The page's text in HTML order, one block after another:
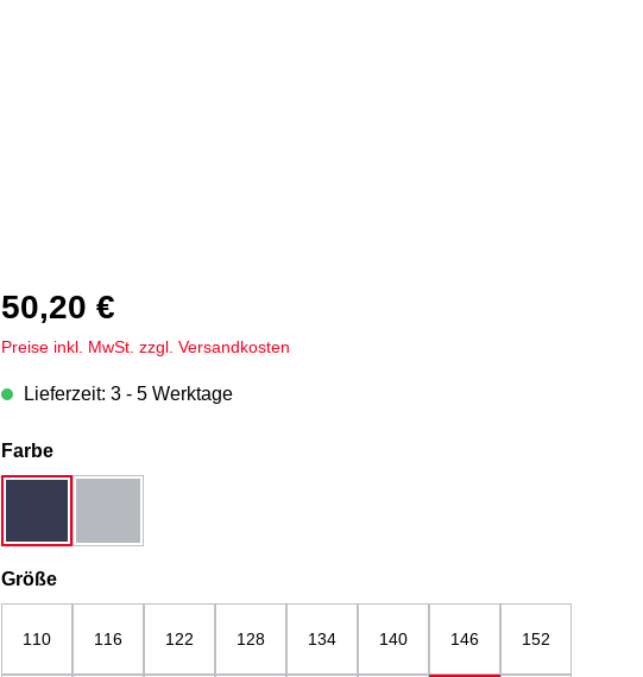
50,20 €
Preise inkl. MwSt. zzgl. Versandkosten
Lieferzeit: 3 - 5 Werktage
Farbeauswählen
Größeauswählen
110 116 122 128 134 140 146 152